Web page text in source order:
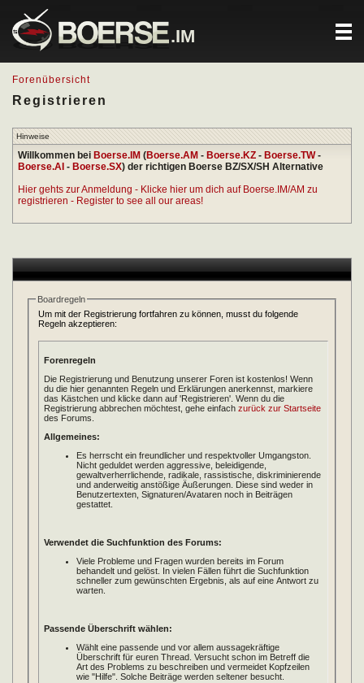
.IM
Forenübersicht
Registrieren
Hinweise
Willkommen bei Boerse.IM (Boerse.AM - Boerse.KZ - Boerse.TW-
Boerse.AI - Boerse.SX) der richtigen Boerse BZ/SX/SH Alternative
Hier gehts zur Anmeldung - Klicke hier um dich auf Boerse.IM/AM zu
registrieren - Register to see all our areas!
Boardregeln
Um mit der Registrierung fortfahren zu können, musst du folgende
Regeln akzeptieren:
Forenregeln
Die Registrierung und Benutzung unserer Foren ist kostenlos! Wenn
du die hier genannten Regeln und Erklärungen anerkennst, markiere
das Kästchen und klicke dann auf 'Registrieren'. Wenn du die
Registrierung abbrechen möchtest, gehe einfachzurück zur Startseite
des Forums.
Allgemeines:
Es herrscht ein freundlicher und respektvoller Umgangston.
Nicht geduldet werden aggressive, beleidigende,
gewaltverherrlichende, radikale, rassistische, diskriminierende
und anderweitig anstößige Äußerungen. Diese sind weder in
Benutzertexten, Signaturen/Avataren noch in Beiträgen
gestattet.
Verwendet die Suchfunktion des Forums:
Viele Probleme und Fragen wurden bereits im Forum
behandelt und gelöst. In vielen Fällen führt die Suchfunktion
schneller zum gewünschten Ergebnis, als auf eine Antwort zu
warten.
Passende Überschrift wählen:
Wählt eine passende und vor allem aussagekräftige
Überschrift für euren Thread. Versucht schon im Betreff die
Art des Problems zu beschreiben und vermeidet Kopfzeilen
wie "Hilfe". Solche Beiträge werden seltener besucht.